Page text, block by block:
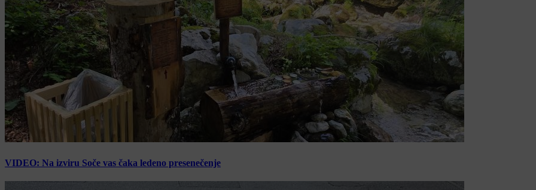
VIDEO: Na izviru Soče vas čaka ledeno presenečenje